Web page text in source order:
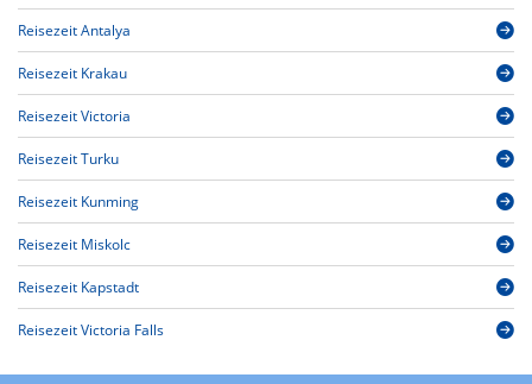
Reisezeit Antalya
Reisezeit Krakau
Reisezeit Victoria
Reisezeit Turku
Reisezeit Kunming
Reisezeit Miskolc
Reisezeit Kapstadt
Reisezeit Victoria Falls